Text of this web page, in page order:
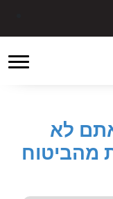
לא
מהביטוח